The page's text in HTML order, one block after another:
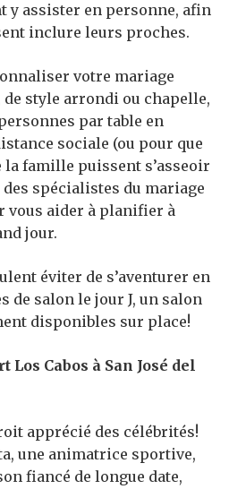
y assister en personne, afin
inclure leurs proches.
votre mariage
style arrondi ou chapelle,
par table en
sociale (ou pour que
la famille puissent s’asseoir
des spécialistes du mariage
vous aider à planifier à
jour.
éviter de s’aventurer en
de salon le jour J, un salon
disponibles sur place!
Los Cabos à San José del
apprécié des célébrités!
une animatrice sportive,
fiancé de longue date,